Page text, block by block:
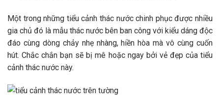
Một trong những tiểu cảnh thác nước chinh phục được nhiều
gia chủ đó là mẫu thác nước bên ban công với kiểu dáng độc
đáo cùng dòng chảy nhẹ nhàng, hiền hòa mà vô cùng cuốn
hút. Chắc chắn bạn sẽ bị mê hoặc ngay bởi vẻ đẹp của tiểu
cảnh thác nước này.